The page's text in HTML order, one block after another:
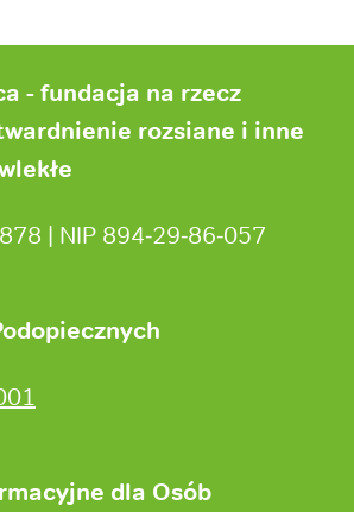
- fundacja na rzecz
rozsiane i inne
| NIP 894‑29‑86‑057
dla Osób